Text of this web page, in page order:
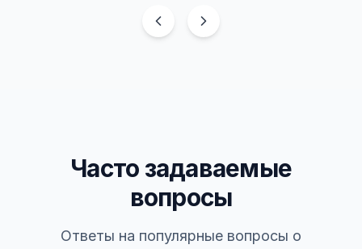
Часто задаваемые
вопросы
Ответы на популярные вопросы о